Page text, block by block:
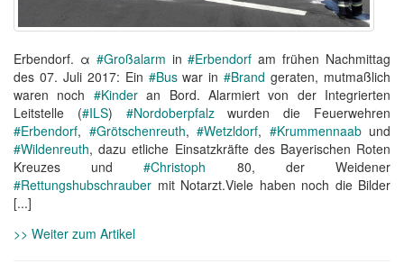
Erbendorf. α #Großalarm in#Erbendorf am frühen Nachmittag
des 07. Juli 2017: Ein #Buswar in#Brand geraten, mutmaßlich
waren noch #Kinderan Bord. Alarmiert von der Integrierten
Leitstelle (#ILS) #Nordoberpfalzwurden die Feuerwehren
#Erbendorf, #Grötschenreuth, #Wetzldorf, #Krummennaabund
#Wildenreuth, dazu etliche Einsatzkräfte des Bayerischen Roten
Kreuzes und#Christoph 80, der Weidener
#Rettungshubschrauber mit Notarzt.Viele haben noch die Bilder
[...]
>> Weiter zum Artikel